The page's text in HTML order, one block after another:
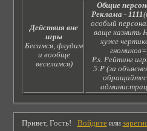
Действия вне
игры
Бесимся, флудим
и вообще
веселимся)
Общие
Реклама - 1111
особый
ваще казнить
хуже
P.s. Рейтинг
5:Р (за
Привет, Гость! Войдитеили